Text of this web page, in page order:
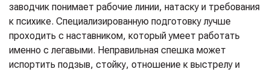
заводчик понимает рабочие линии, натаску и требования
к психике. Специализированную подготовку лучше
проходить с наставником, который умеет работать
именно с легавыми. Неправильная спешка может
испортить подзыв, стойку, отношение к выстрелу и